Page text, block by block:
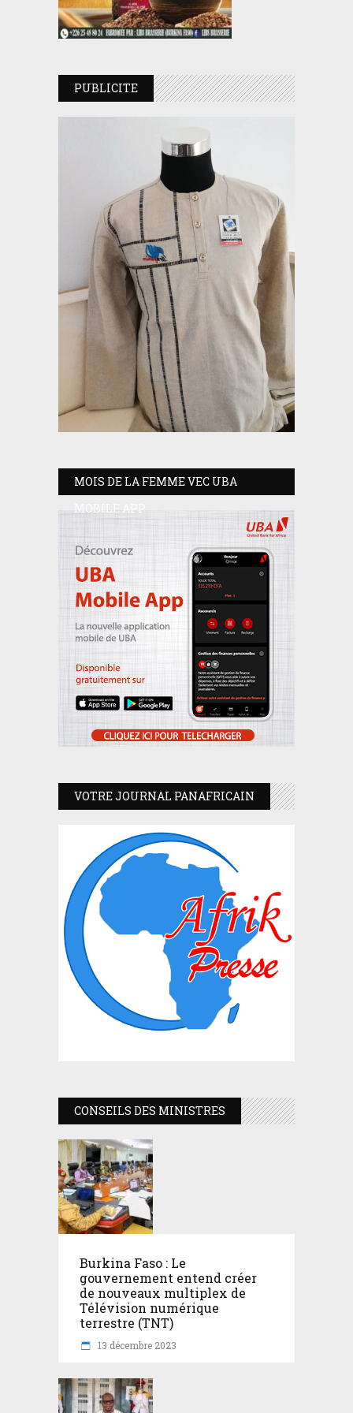
PUBLICITE
MOIS DE LA FEMME VEC UBA
MOBILE APP
VOTRE JOURNAL PANAFRICAIN
CONSEILS DES MINISTRES
Burkina Faso : Le
gouvernement entend créer
de nouveaux multiplex de
Télévision numérique
terrestre (TNT)
13 décembre 2023